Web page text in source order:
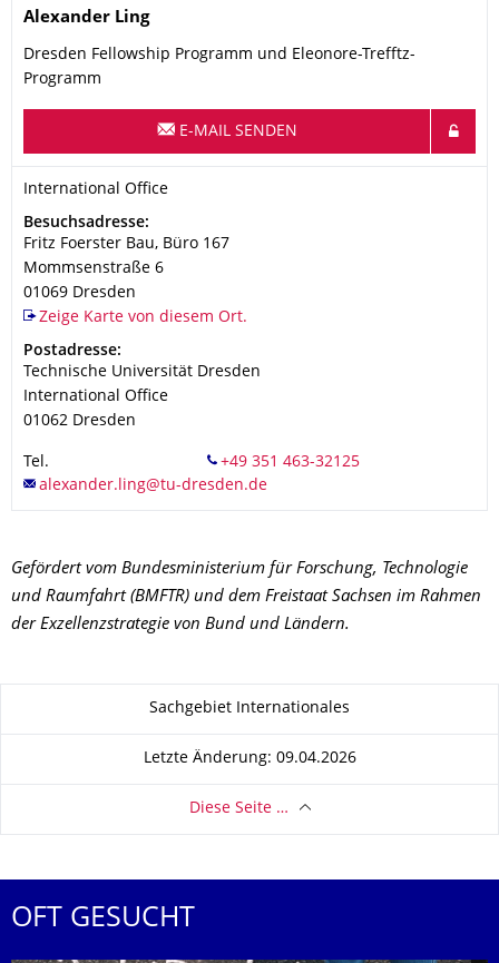
Name
Alexander Ling
Dresden Fellowship Programm und Eleonore-Trefftz-
Programm
E-MAIL SENDEN
Organisationsname
International Office
International Office
Adresse
Besuchsadresse:
Fritz Foerster Bau, Büro 167
Mommsenstraße 6
01069 Dresden
Zeige Karte von diesem Ort.
Adresse
Postadresse:
Technische Universität Dresden
International Office
01062 Dresden
Tel.
Gefördert vom Bundesministerium für Forschung, Technologie
und Raumfahrt (BMFTR) und dem Freistaat Sachsen im Rahmen
der Exzellenzstrategie von Bund und Ländern.
Zu dieser SeiteSachgebiet Internationales
Letzte Änderung: 09.04.2026
Diese Seite …
OFT GESUCHT